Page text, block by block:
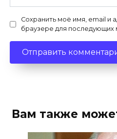
Сохранить моё имя, email и
браузере для последующих
Вам также